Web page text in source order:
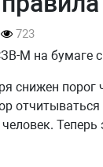
723
М на бумаге
снижен
отчитываться
Теперь